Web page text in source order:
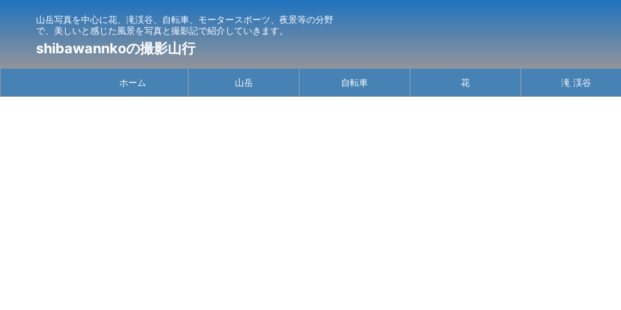
山岳写真を中心に花、滝渓谷、自転車、モータースポーツ、夜景等の分野
で、美しいと感じた風景を写真と撮影記で紹介していきます。
shibawannkoの撮影山行
ホーム 山岳 自転車 花 滝 渓谷